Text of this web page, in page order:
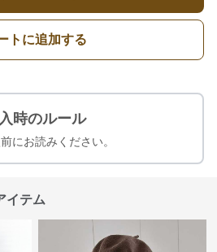
トに追加する
時のルール
にお読みください。
イテム